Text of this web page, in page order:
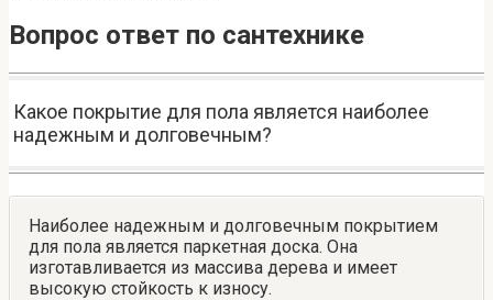
Вопрос ответ по сантехнике
Какое покрытие для пола является наиболее
надежным и долговечным?
Наиболее надежным и долговечным покрытием
для пола является паркетная доска. Она
изготавливается из массива дерева и имеет
высокую стойкость к износу.